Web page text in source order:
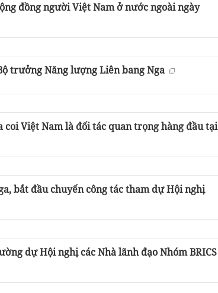
đồng người Việt Nam ở nước ngoài ngày
trưởng Năng lượng Liên bang Nga
coi Việt Nam là đối tác quan trọng hàng đầu tại
bắt đầu chuyến công tác tham dự Hội nghị
dự Hội nghị các Nhà lãnh đạo Nhóm BRICS